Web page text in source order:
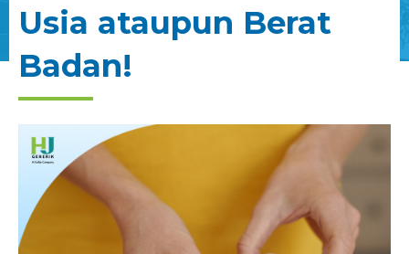
Usia ataupun Berat
Badan!